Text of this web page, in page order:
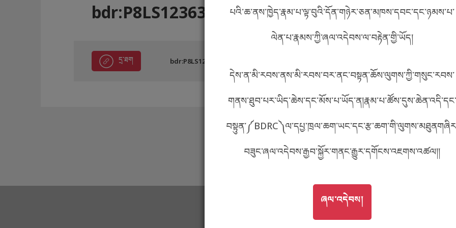
བོད་ཡིག
English
ភាសាខ្មែរ
པའི་ཆ་ནས་ཁྱེད་རྣམ་པ་ལྟ་བུའི་དོན་གཉེར་ཅན་མཁས་དབང་དང་ཉམས་པ་
ལེན་པ་རྣམས་ཀྱི་ཞལ་འདེབས་ལ་བརྟེན་གྱི་ཡོད།
དེས་ན་མི་རབས་ནས་མི་རབས་བར་ནང་བསྟན་ཆོས་ལུགས་ཀྱི་གསུང་རབས་
གནས་ཐུབ་པར་ཡིད་ཆེས་དང་མོས་པ་ཡོད་ན།རྣམ་པ་ཚོས་དུས་ཆེན་འདི་དང་
བཟུང་ཞལ་འདེབས་རྒྱབ་སྐྱོར་གནང་རྒྱུར་དགོངས་འཇགས་འཚལ།།
GO TOཞལ་འདེབས།
ཞལ་འདེབས།
bdr:P8LS12363
དྲ་ཐག bdr:P8LS12363